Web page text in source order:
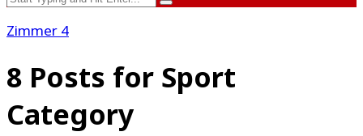
Zimmer 4
8 Posts for Sport
Category